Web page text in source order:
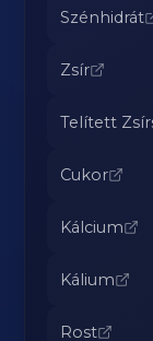
Szénhidrát
Zsír
Telített
Cukor
Kálcium
Kálium
Rost